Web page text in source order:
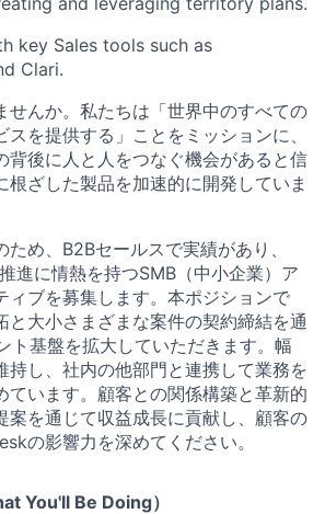
key Sales tools such as
Clari.
せんか。私たちは「世界中のすべての
スを提供する」ことをミッションに、
背後に人と人をつなぐ機会があると信
根ざした製品を加速的に開発していま
ため、B2Bセールスで実績があり、
進に情熱を持つSMB（中小企業）ア
ィブを募集します。本ポジションで
と大小さまざまな案件の契約締結を通
ト基盤を拡大していただきます。幅
持し、社内の他部門と連携して業務を
ています。顧客との関係構築と革新的
案を通じて収益成長に貢献し、顧客の
の影響力を深めてください。
You'll Be Doing）